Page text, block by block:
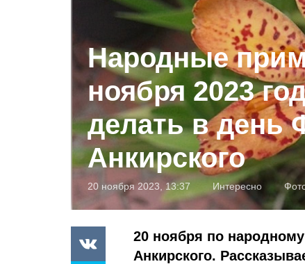
Народные
ноября 2023
делать в день
Анкирского
20 ноября 2023, 13:37 Интересно
20 ноября по
Анкирского.